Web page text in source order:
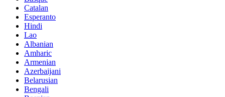
Catalan
Esperanto
Hindi
Lao
Albanian
Amharic
Armenian
Azerbaijani
Belarusian
Bengali